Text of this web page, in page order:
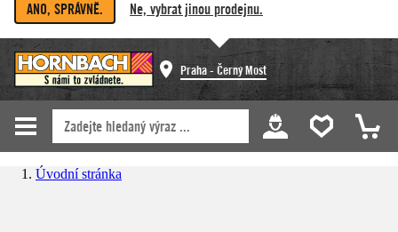
ANO, SPRÁVNĚ. Ne, vybrat jinou prodejnu.
Praha - Černý Most
Úvodní stránka